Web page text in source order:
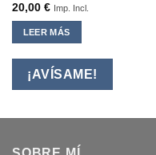
20,00 € Imp. Incl.
LEER MÁS
¡AVÍSAME!